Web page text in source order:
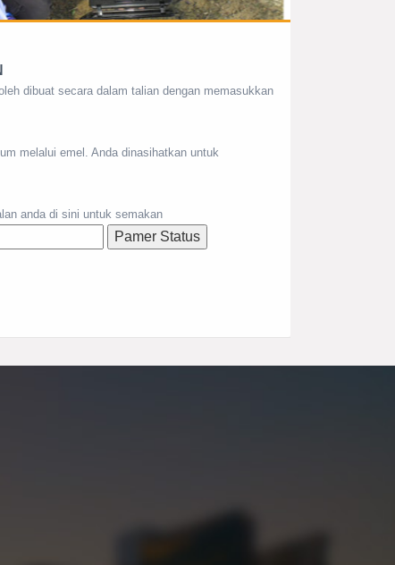
dibuat secara dalam talian dengan memasukkan
melalui emel. Anda dinasihatkan untuk
anda di sini untuk semakan